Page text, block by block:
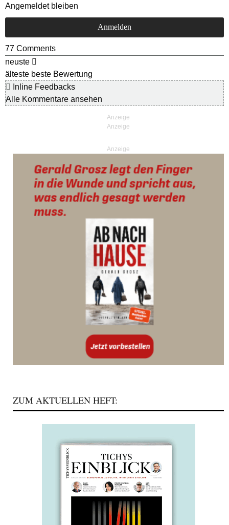
Angemeldet bleiben
77 Comments
neuste
älteste beste Bewertung
Inline Feedbacks
Alle Kommentare ansehen
Anzeige
ZUM AKTUELLEN HEFT: